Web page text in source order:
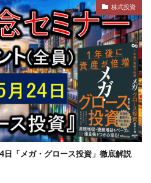
株式投資
日「メガ・グロース投資」徹底解説